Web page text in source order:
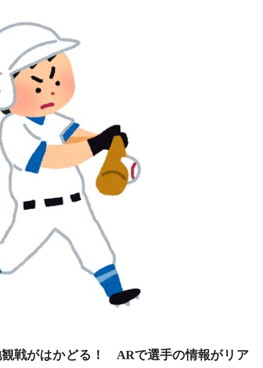
観戦がはかどる！ ARで選手の情報がリア